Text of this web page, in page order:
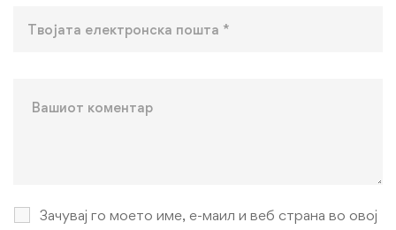
Зачувај го моето име, е-маил и веб страна во овој